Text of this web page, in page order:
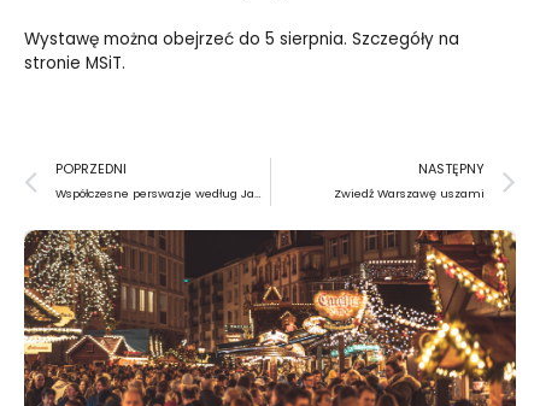
Wystawę można obejrzeć do 5 sierpnia. Szczegóły na
stronie MSiT.
Prev
POPRZEDNI
Współczesne perswazje według Jane Austen
NASTĘPNY
Zwiedź Warszawę uszami